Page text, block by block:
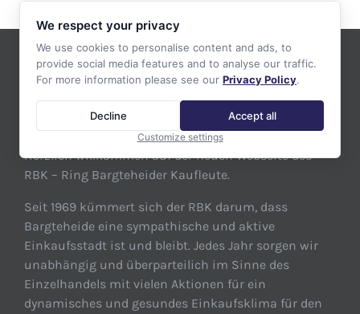
Herzlich willkommen auf der neuen Webseite des
RBK – Ring Bargteheider Kaufleute.
Seit 1969 kümmert sich der RBK darum, dass
Bargteheide eine sympathische und aktive
Einkaufsstadt ist und bleibt. Jedes Jahr sorgen wir
unabhängig und überparteilich im Sinne des
Einzelhandels mit vielen Aktionen für ein
dynamisches und gesundes Einkaufsklima für den
We respect your privacy
We use cookies to personalise content and ads, to
provide social media features and to analyse our traffic.
For more information please see our Privacy Policy.
Accept all
Decline
Customize settings